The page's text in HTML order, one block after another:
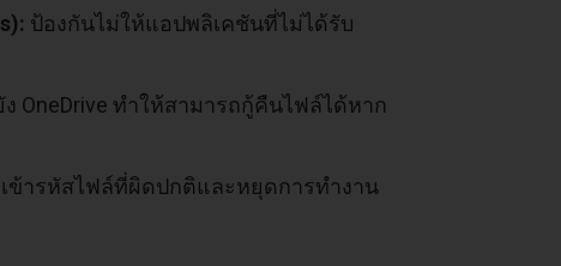
ป้องกันไม่ให้แอปพลิเคชันที่ไม่ได้รับ
OneDrive ทำให้สามารถกู้คืนไฟล์ได้หาก
ข้ารหัสไฟล์ที่ผิดปกติและหยุดการทำงาน